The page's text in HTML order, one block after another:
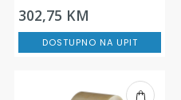
302,75 KM
DOSTUPNO NA UPIT